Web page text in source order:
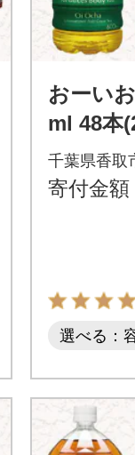
おーい
ml 48本
園 香取
トル飲料
千葉県香取
寄付金額
選べる：